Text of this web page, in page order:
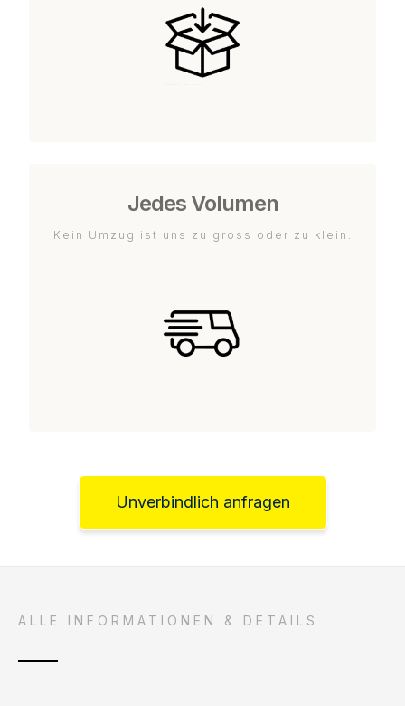
Jedes Volumen
Kein Umzug ist uns zu gross oder zu klein.
Unverbindlich anfragen
ALLE INFORMATIONEN & DETAILS